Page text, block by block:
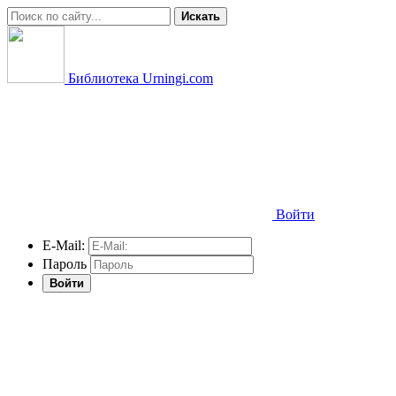
Искать
Библиотека Urningi.com
Войти
E-Mail:
Пароль
Войти